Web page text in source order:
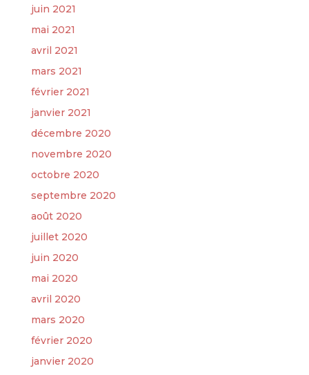
juin 2021
mai 2021
avril 2021
mars 2021
février 2021
janvier 2021
décembre 2020
novembre 2020
octobre 2020
septembre 2020
août 2020
juillet 2020
juin 2020
mai 2020
avril 2020
mars 2020
février 2020
janvier 2020